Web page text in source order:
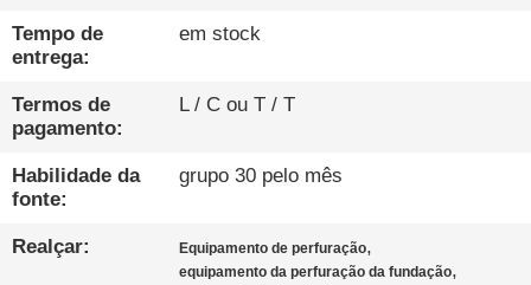
CONTACTE-
NOS
CONVERSAR
AGORA
COMPANY
Tempo de
entrega:
em stock
Termos de
pagamento:
L / C ou T / T
Habilidade da
fonte:
grupo 30 pelo mês
Realçar: Equipamento de perfuração,
equipamento da perfuração da fundação,